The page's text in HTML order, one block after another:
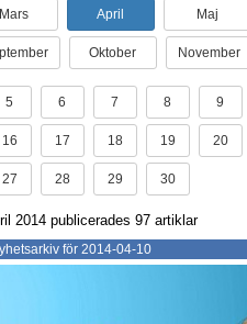
Mars April Maj
Oktober November
5 6 7 8 9
16 17 18 19 20
27 28 29 30
2014 publicerades 97 artiklar
för 2014-04-10